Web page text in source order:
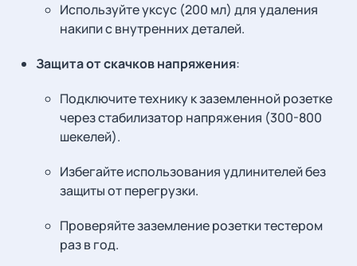
Используйте уксус (200 мл) для удаления
накипи с внутренних деталей.
Защита от скачков напряжения:
Подключите технику к заземленной розетке
через стабилизатор напряжения (300-800
шекелей).
Избегайте использования удлинителей без
защиты от перегрузки.
Проверяйте заземление розетки тестером
раз в год.